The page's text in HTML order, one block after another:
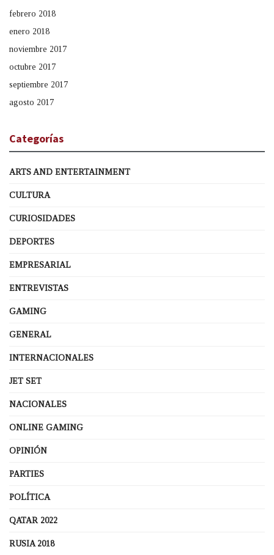
febrero 2018
enero 2018
noviembre 2017
octubre 2017
septiembre 2017
agosto 2017
Categorías
ARTS AND ENTERTAINMENT
CULTURA
CURIOSIDADES
DEPORTES
EMPRESARIAL
ENTREVISTAS
GAMING
GENERAL
INTERNACIONALES
JET SET
NACIONALES
ONLINE GAMING
OPINIÓN
PARTIES
POLÍTICA
QATAR 2022
RUSIA 2018